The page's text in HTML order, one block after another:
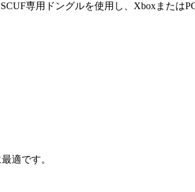
専用ドングルを使用し、Xboxまたは
適です。